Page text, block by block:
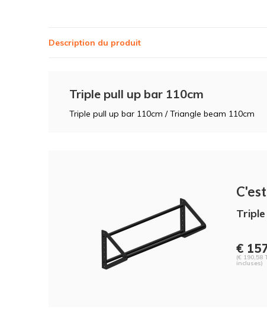
Description du produit
Triple pull up bar 110cm
Triple pull up bar 110cm / Triangle beam 110cm
€
(€ 190,58
incluses)